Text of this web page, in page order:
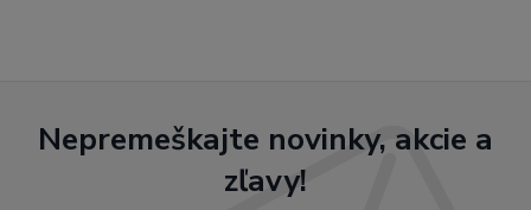
Nepremeškajte novinky, akcie a
zľavy!